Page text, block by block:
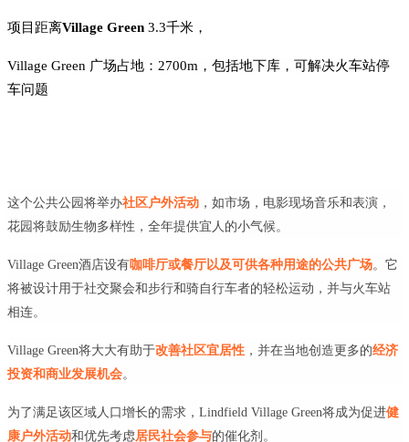
项目距离Village Green 3.3千米，
Village Green 广场占地：2700m，包括地下库，可解决火车站停
车问题
这个公共公园将举办社区户外活动 ，如市场，电影现场音乐和表演，
花园将鼓励生物多样性，全年提供宜人的小气候。
Village Green酒店设有咖啡厅或餐厅以及可供各种用途的公共广场。它
将被设计用于社交聚会和步行和骑自行车者的轻松运动，并与火车站
相连。
Village Green将大大有助于改善社区宜居性 ，并在当地创造更多的经济
投资和商业发展机会。
为了满足该区域人口增长的需求，Lindfield Village Green将成为促进健
康户外活动和优先考虑居民社会参与的催化剂。